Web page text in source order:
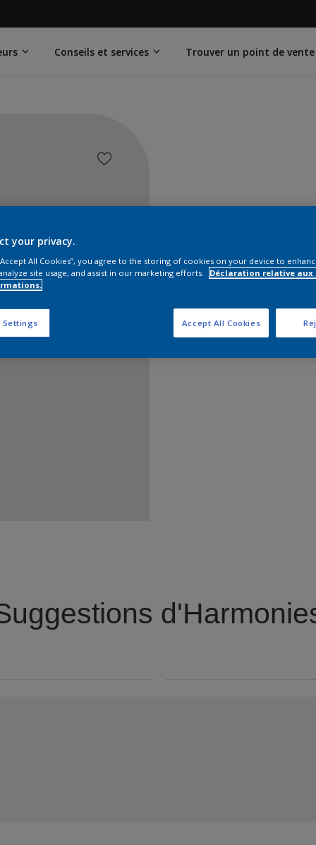
Conseils et services Trouver un point de vente
Trouver
your privacy.
All Cookies”, you agree to the storing of cookies on your device to
site usage, and assist in our marketing efforts.
Déclaration relative aux
Settings Accept All Cookies